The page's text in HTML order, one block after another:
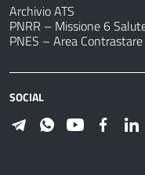
Archivio ATS
PNRR – Missione 6
PNES – Area
SOCIAL